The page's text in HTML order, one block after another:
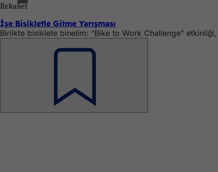
Rekabet
İşe Bisikletle Gitme Yarışması
Birlikte bisiklete binelim: “Bike to Work Challenge”